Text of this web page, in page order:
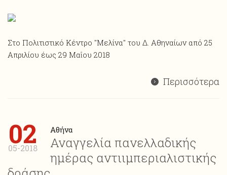
Στο Πολιτιστικό Κέντρο "Μελίνα" του Δ. Αθηναίων από 25
Απριλίου έως 29 Μαΐου 2018
Περισσότερα
02
05-2018
Αθήνα
Αναγγελία πανελλαδικής
ημέρας αντιιμπεριαλιστικής